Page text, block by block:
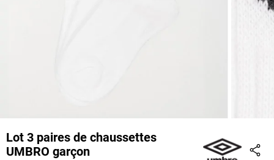
Lot 3 paires de chaussettes
UMBRO garçon